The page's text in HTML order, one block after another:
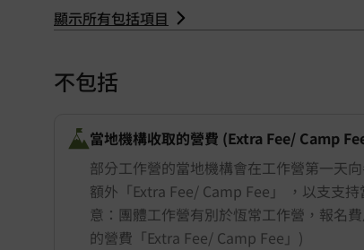
顯示所有包括項目
不包括
當地機構收取的營費 (Extra Fee/ Camp
部分工作營的當地機構會在工作營第一天
額外「Extra Fee/ Camp Fee」 ，以支支
意：團體工作營有別於恆常工作營，報名
的營費「Extra Fee/ Camp Fee」)